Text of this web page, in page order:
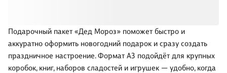
Подарочный пакет «Дед Мороз» поможет быстро и
аккуратно оформить новогодний подарок и сразу создать
праздничное настроение. Формат А3 подойдёт для крупных
коробок, книг, наборов сладостей и игрушек — удобно, когда